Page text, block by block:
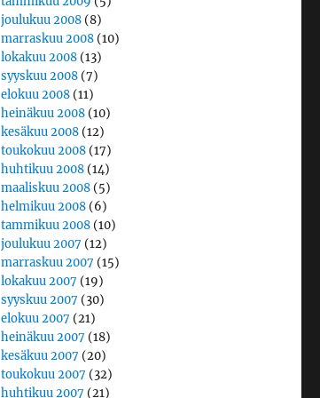
joulukuu 2008 (8)
marraskuu 2008 (10)
lokakuu 2008 (13)
syyskuu 2008 (7)
elokuu 2008 (11)
heinäkuu 2008 (10)
kesäkuu 2008 (12)
toukokuu 2008 (17)
huhtikuu 2008 (14)
maaliskuu 2008 (5)
helmikuu 2008 (6)
tammikuu 2008 (10)
joulukuu 2007 (12)
marraskuu 2007 (15)
lokakuu 2007 (19)
syyskuu 2007 (30)
elokuu 2007 (21)
heinäkuu 2007 (18)
kesäkuu 2007 (20)
toukokuu 2007 (32)
huhtikuu 2007 (21)